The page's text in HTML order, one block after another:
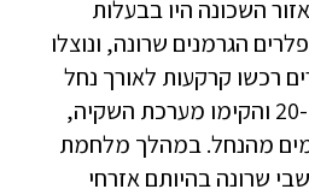
השכונה היו בבעלות
הגרמנים שרונה, ונוצלו
רכשו קרקעות לאורך נחל
איילון בתחילת המאה ה-20 והקימו מערכת השקיה,
מהנחל. במהלך מלחמת
שרונה בהיותם אזרחי